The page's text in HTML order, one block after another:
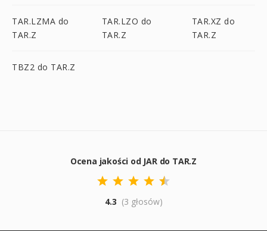
TAR.LZMA do
TAR.Z
TAR.LZO do
TAR.Z
TAR.XZ do
TAR.Z
TBZ2 do TAR.Z
Ocena jakości od JAR do TAR.Z
4.3 (3 głosów)